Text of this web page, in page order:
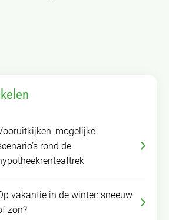
mogelijke
rond de
vakantie in de winter: sneeuw
zon?